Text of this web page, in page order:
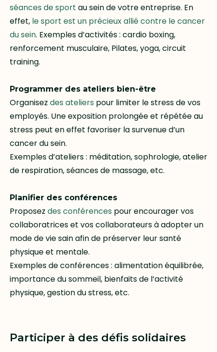
séances de sport au sein de votre entreprise. En
effet, le sport est un précieux allié contre le cancer
du sein. Exemples d’activités : cardio boxing,
renforcement musculaire, Pilates, yoga, circuit
training.
Programmer des ateliers bien-être
Organisez des ateliers pour limiter le stress de vos
employés. Une exposition prolongée et répétée au
stress peut en effet favoriser la survenue d’un
cancer du sein.
Exemples d’ateliers : méditation, sophrologie, atelier
de respiration, séances de massage, etc.
Planifier des conférences
Proposez des conférences pour encourager vos
collaboratrices et vos collaborateurs à adopter un
mode de vie sain afin de préserver leur santé
physique et mentale.
Exemples de conférences : alimentation équilibrée,
importance du sommeil, bienfaits de l’activité
physique, gestion du stress, etc.
Participer à des défis solidaires